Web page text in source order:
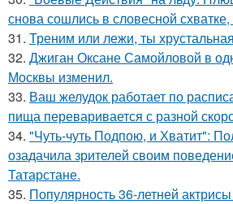
снова сошлись в словесной
31. Треним или лежи, ты
32. Джиган Оксане Самойловой в
Москвы изменил.
33. Ваш желудок работает по
пища переваривается с разной
34. "Чуть-чуть Подпою, и Хватит":
озадачила зрителей своим
Татарстане.
35. Популярность 36-летней